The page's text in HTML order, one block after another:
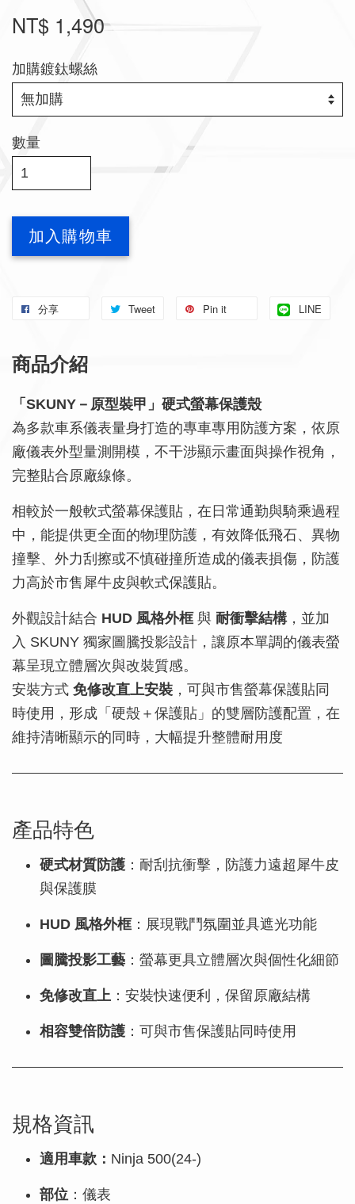
NT$ 1,490
加購鍍鈦螺絲
數量
加入購物車
分享 Tweet Pin it LINE
商品介紹
「SKUNY－原型裝甲」硬式螢幕保護殼
為多款車系儀表量身打造的專車專用防護方案，依原
廠儀表外型量測開模，不干涉顯示畫面與操作視角，
完整貼合原廠線條。
相較於一般軟式螢幕保護貼，在日常通勤與騎乘過程
中，能提供更全面的物理防護，有效降低飛石、異物
撞擊、外力刮擦或不慎碰撞所造成的儀表損傷，防護
力高於市售犀牛皮與軟式保護貼。
外觀設計結合 HUD 風格外框與 耐衝擊結構，並加
入 SKUNY 獨家圖騰投影設計，讓原本單調的儀表螢
幕呈現立體層次與改裝質感。
安裝方式 免修改直上安裝 ，可與市售螢幕保護貼同
時使用，形成「硬殼＋保護貼」的雙層防護配置，在
維持清晰顯示的同時，大幅提升整體耐用度
產品特色
硬式材質防護 ：耐刮抗衝擊，防護力遠超犀牛皮
與保護膜
HUD 風格外框：展現戰鬥氛圍並具遮光功能
圖騰投影工藝 ：螢幕更具立體層次與個性化細節
免修改直上 ：安裝快速便利，保留原廠結構
相容雙倍防護 ：可與市售保護貼同時使用
規格資訊
適用車款： Ninja 500(24-)
部位 ：儀表